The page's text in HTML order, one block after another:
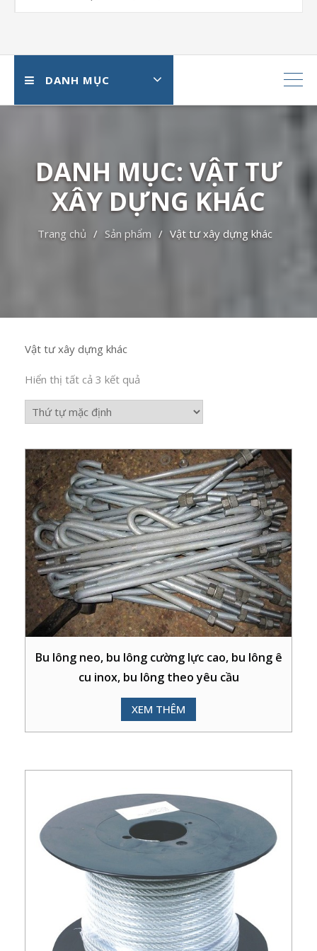
DANH MỤC
DANH MỤC: VẬT TƯ
XÂY DỰNG KHÁC
Trang chủ Sản phẩm Vật tư xây dựng khác
Vật tư xây dựng khác
Hiển thị tất cả 3 kết quả
Bu lông neo, bu lông cường lực cao, bu lông ê
cu inox, bu lông theo yêu cầu
XEM THÊM